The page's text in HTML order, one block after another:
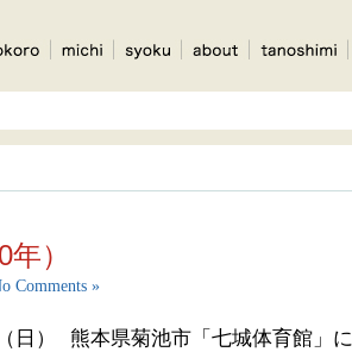
）
Comments »
日） 熊本県菊池市「七城体育館」に